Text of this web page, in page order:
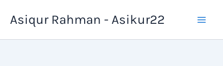
Asiqur Rahman - Asikur22